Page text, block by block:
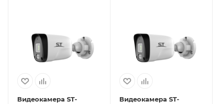
Видеокамера ST-
Видеокамера ST-